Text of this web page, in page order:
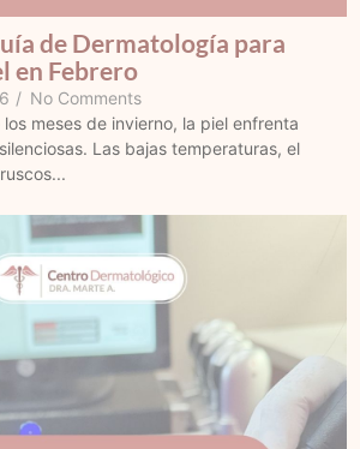
de Dermatología para
en Febrero
/ No Comments
meses de invierno, la piel enfrenta
Las bajas temperaturas, el